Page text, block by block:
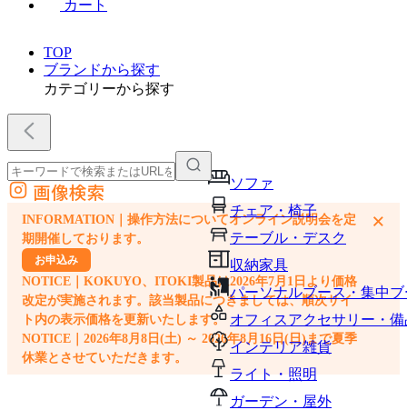
カート
TOP
ブランドから探す
カテゴリーから探す
ソファ
チェア・椅子
テーブル・デスク
収納家具
パーソナルブース・集中
オフィスアクセサリー・備
インテリア雑貨
ライト・照明
ガーデン・屋外
外部サイトの商品をカートに追加
他のサイトで見つけた商品ページのURLを貼り付けて、カートに追加できます
画像検索
INFORMATION｜操作方法についてオンライン説明会を定
期開催しております。
お申込み
NOTICE｜KOKUYO、ITOKI製品は2026年7月1日より価格
改定が実施されます。該当製品につきましては、順次サイ
ト内の表示価格を更新いたします。
NOTICE｜2026年8月8日(土) ～ 2026年8月16日(日)まで夏季
休業とさせていただきます。
×